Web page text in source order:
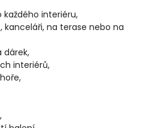
každého interiéru,
kanceláři, na terase nebo na
dárek,
interiérů,